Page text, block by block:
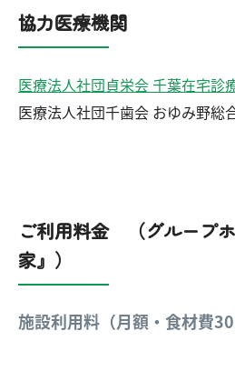
協力医療機関
医療法人社団貞栄会 千葉在宅診
医療法人社団千歯会 おゆみ野総
ご利用料金 （グループ
家』）
施設利用料（月額・食材費30